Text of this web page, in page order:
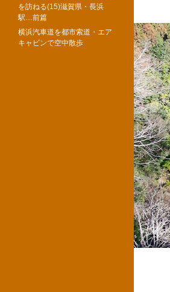
を訪ねる(15)滋賀県・長浜
駅…前篇
横浜汽車道を都市索道・エア
キャビンで空中散歩